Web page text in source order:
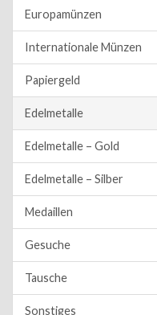
Europamünzen
Internationale Münzen
Papiergeld
Edelmetalle
Edelmetalle – Gold
Edelmetalle – Silber
Medaillen
Gesuche
Tausche
Sonstiges